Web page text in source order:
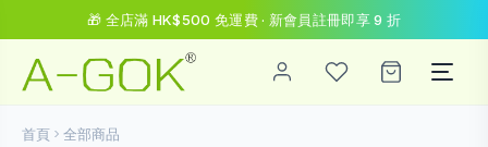
🎁 全店滿 HK$500 免運費 · 新會員註冊即享 9 折
首頁 全部商品